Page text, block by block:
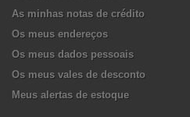
As minhas notas de crédito
Os meus endereços
Os meus dados pessoais
Os meus vales de desconto
Meus alertas de estoque